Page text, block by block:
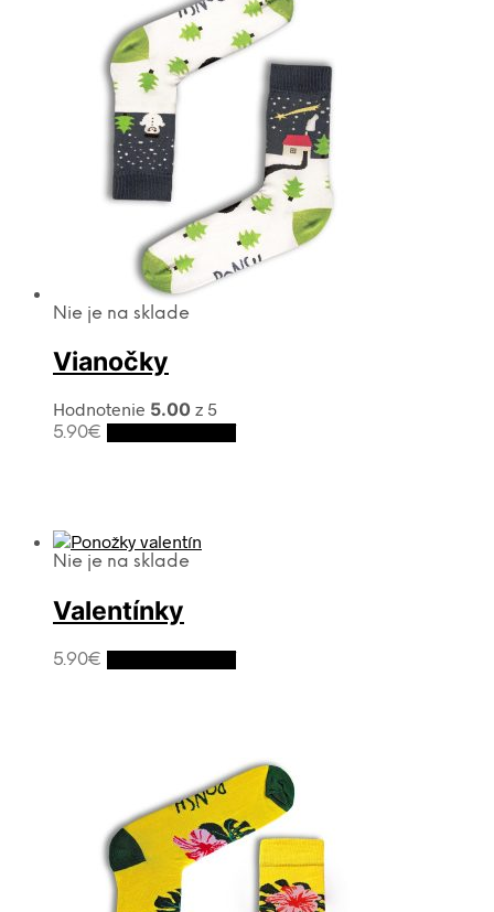
Nie je na sklade
Vianočky
Hodnotenie 5.00 z 5
5.90€
Nie je na sklade
Valentínky
5.90€